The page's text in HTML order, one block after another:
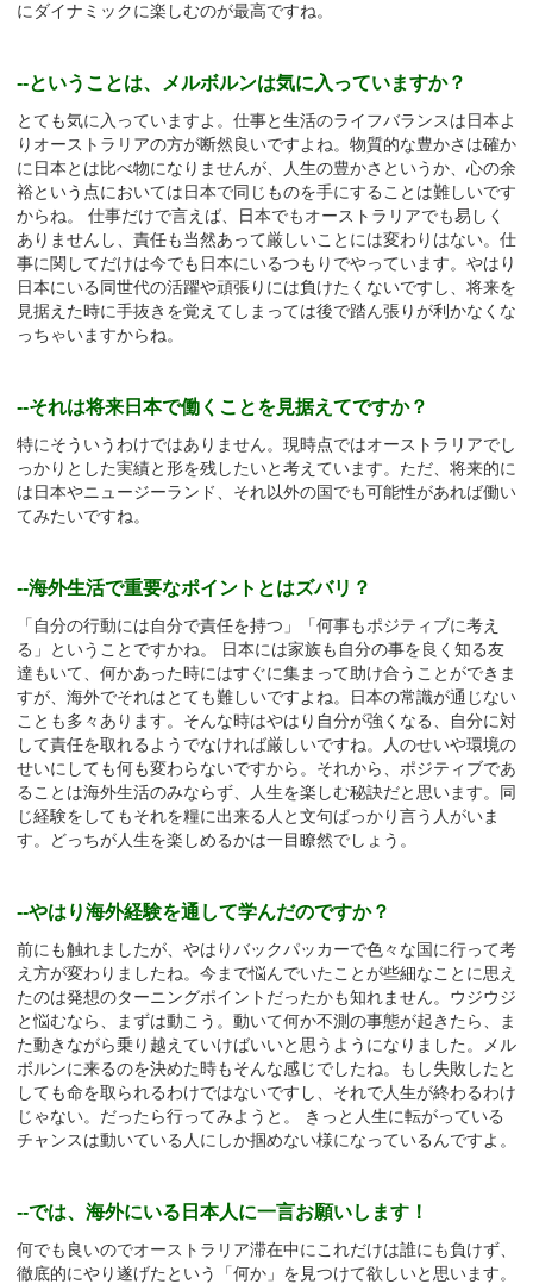
にダイナミックに楽しむのが最高ですね。
--ということは、メルボルンは気に入っていますか？
とても気に入っていますよ。仕事と生活のライフバランスは日本よ
りオーストラリアの方が断然良いですよね。物質的な豊かさは確か
に日本とは比べ物になりませんが、人生の豊かさというか、心の余
裕という点においては日本で同じものを手にすることは難しいです
からね。 仕事だけで言えば、日本でもオーストラリアでも易しく
ありませんし、責任も当然あって厳しいことには変わりはない。仕
事に関してだけは今でも日本にいるつもりでやっています。やはり
日本にいる同世代の活躍や頑張りには負けたくないですし、将来を
見据えた時に手抜きを覚えてしまっては後で踏ん張りが利かなくな
っちゃいますからね。
--それは将来日本で働くことを見据えてですか？
特にそういうわけではありません。現時点ではオーストラリアでし
っかりとした実績と形を残したいと考えています。ただ、将来的に
は日本やニュージーランド、それ以外の国でも可能性があれば働い
てみたいですね。
--海外生活で重要なポイントとはズバリ？
「自分の行動には自分で責任を持つ」「何事もポジティブに考え
る」ということですかね。 日本には家族も自分の事を良く知る友
達もいて、何かあった時にはすぐに集まって助け合うことができま
すが、海外でそれはとても難しいですよね。日本の常識が通じない
ことも多々あります。そんな時はやはり自分が強くなる、自分に対
して責任を取れるようでなければ厳しいですね。人のせいや環境の
せいにしても何も変わらないですから。それから、ポジティブであ
ることは海外生活のみならず、人生を楽しむ秘訣だと思います。同
じ経験をしてもそれを糧に出来る人と文句ばっかり言う人がいま
す。どっちが人生を楽しめるかは一目瞭然でしょう。
--やはり海外経験を通して学んだのですか？
前にも触れましたが、やはりバックパッカーで色々な国に行って考
え方が変わりましたね。今まで悩んでいたことが些細なことに思え
たのは発想のターニングポイントだったかも知れません。ウジウジ
と悩むなら、まずは動こう。動いて何か不測の事態が起きたら、ま
た動きながら乗り越えていけばいいと思うようになりました。メル
ボルンに来るのを決めた時もそんな感じでしたね。もし失敗したと
しても命を取られるわけではないですし、それで人生が終わるわけ
じゃない。だったら行ってみようと。 きっと人生に転がっている
チャンスは動いている人にしか掴めない様になっているんですよ。
--では、海外にいる日本人に一言お願いします！
何でも良いのでオーストラリア滞在中にこれだけは誰にも負けず、
徹底的にやり遂げたという「何か」を見つけて欲しいと思います。